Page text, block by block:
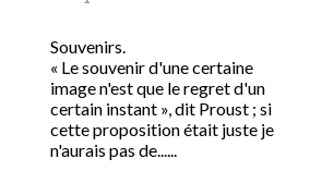
Souvenirs.
« Le souvenir d'une certaine
image n'est que le regret d'un
certain instant », dit Proust ; si
cette proposition était juste je
n'aurais pas de......